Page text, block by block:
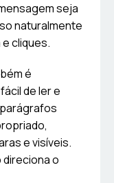
seja
naturalmente
cliques.
é
de ler e
e visíveis.
o